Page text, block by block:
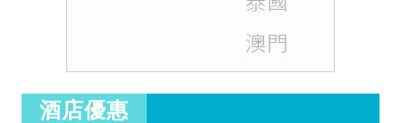
酒店優惠